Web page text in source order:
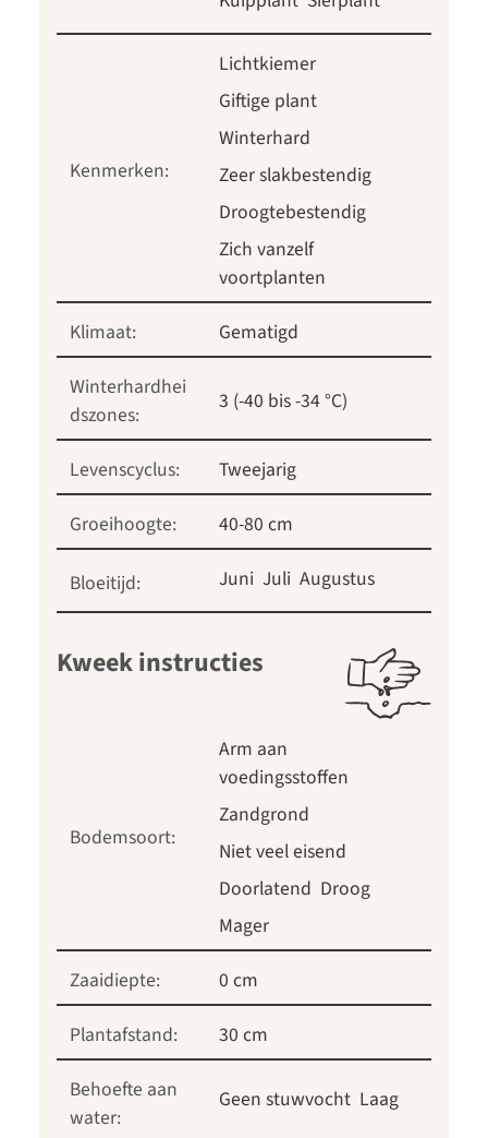
Kenmerken:
Lichtkiemer
Giftige plant
Winterhard
Zeer slakbestendig
Droogtebestendig
Zich vanzelf
voortplanten
Klimaat:
Gematigd
Winterhardhei
dszones:
3 (-40 bis -34 °C)
Levenscyclus:
Tweejarig
Groeihoogte:
40-80 cm
Bloeitijd: Juni Juli Augustus
Kweek instructies
Bodemsoort:
Arm aan
voedingsstoffen
Zandgrond
Niet veel eisend
Doorlatend Droog
Mager
Zaaidiepte:
0 cm
Plantafstand:
30 cm
Behoefte aan
water:
Geen stuwvocht Laag